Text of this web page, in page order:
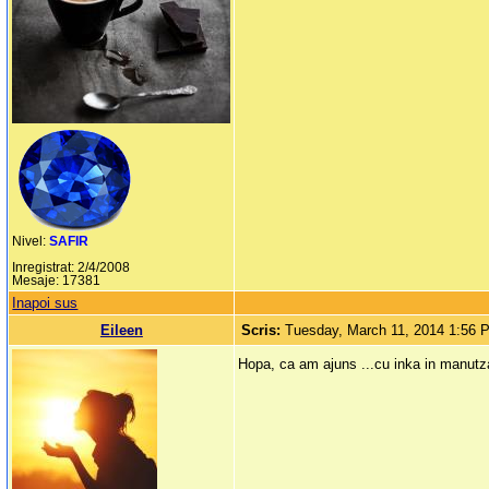
Nivel:SAFIR
Inregistrat: 2/4/2008
Mesaje: 17381
Inapoi sus
Eileen
Scris:Tuesday, March 11, 2014 1:56
Hopa, ca am ajuns ...cu inka in